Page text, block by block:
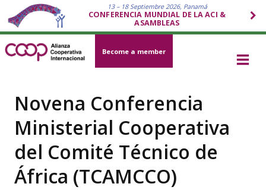
13 – 18 Septiembre 2026, Panamá
CONFERENCIA MUNDIAL DE LA ACI &
ASAMBLEAS
Become a member
Novena Conferencia
Ministerial Cooperativa
del Comité Técnico de
África (TCAMCCO)